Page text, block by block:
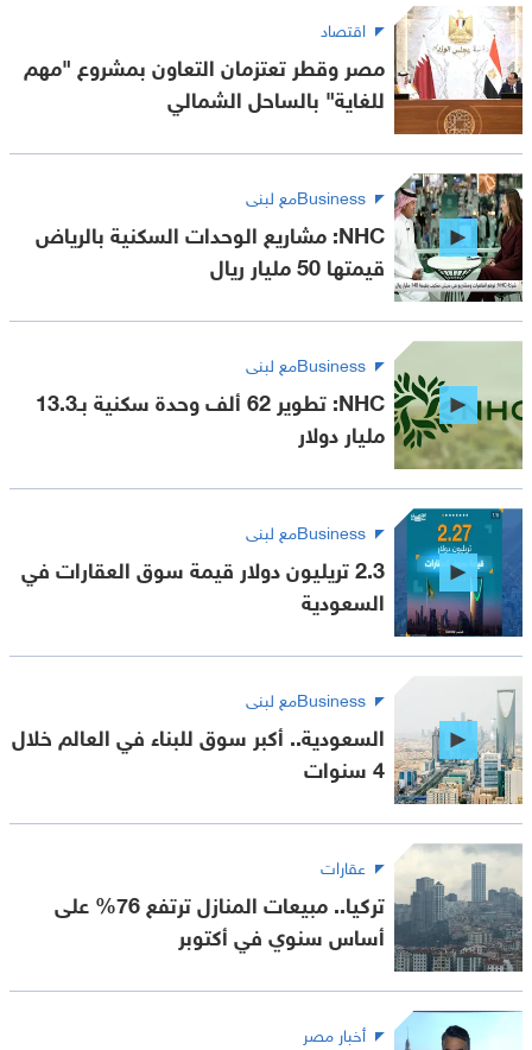
اقتصاد
مصر وقطر تعتزمان التعاون بمشروع "مهم
للغاية" بالساحل الشمالي
Businessمع لبنى
NHC: مشاريع الوحدات السكنية بالرياض
قيمتها 50 مليار ريال
Businessمع لبنى
NHC: تطوير 62 ألف وحدة سكنية بـ13.3
مليار دولار
Businessمع لبنى
2.3 تريليون دولار قيمة سوق العقارات في
السعودية
Businessمع لبنى
السعودية.. أكبر سوق للبناء في العالم خلال
4 سنوات
عقارات
تركيا.. مبيعات المنازل ترتفع 76% على
أساس سنوي في أكتوبر
أخبار مصر